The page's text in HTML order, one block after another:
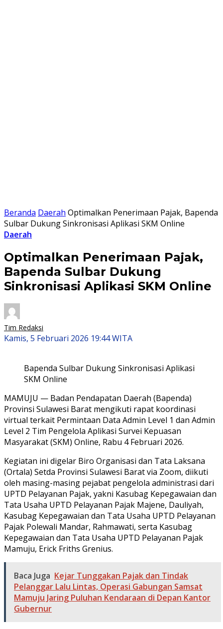
Beranda Daerah Optimalkan Penerimaan Pajak, Bapenda
Sulbar Dukung Sinkronisasi Aplikasi SKM Online
Daerah
Optimalkan Penerimaan Pajak,
Bapenda Sulbar Dukung
Sinkronisasi Aplikasi SKM Online
Tim Redaksi
Kamis, 5 Februari 2026 19:44 WITA
Bapenda Sulbar Dukung Sinkronisasi Aplikasi
SKM Online
MAMUJU — Badan Pendapatan Daerah (Bapenda)
Provinsi Sulawesi Barat mengikuti rapat koordinasi
virtual terkait Permintaan Data Admin Level 1 dan Admin
Level 2 Tim Pengelola Aplikasi Survei Kepuasan
Masyarakat (SKM) Online, Rabu 4 Februari 2026.
Kegiatan ini digelar Biro Organisasi dan Tata Laksana
(Ortala) Setda Provinsi Sulawesi Barat via Zoom, diikuti
oleh masing-masing pejabat pengelola administrasi dari
UPTD Pelayanan Pajak, yakni Kasubag Kepegawaian dan
Tata Usaha UPTD Pelayanan Pajak Majene, Dauliyah,
Kasubag Kepegawaian dan Tata Usaha UPTD Pelayanan
Pajak Polewali Mandar, Rahmawati, serta Kasubag
Kepegawaian dan Tata Usaha UPTD Pelayanan Pajak
Mamuju, Erick Friths Grenius.
Baca Juga Kejar Tunggakan Pajak dan Tindak
Pelanggar Lalu Lintas, Operasi Gabungan Samsat
Mamuju Jaring Puluhan Kendaraan di Depan Kantor
Gubernur